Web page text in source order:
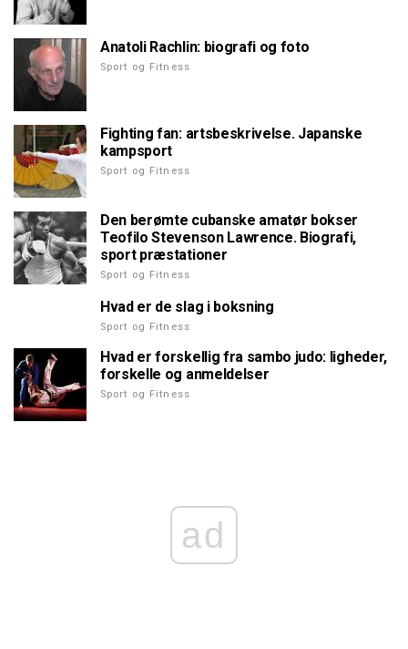
Anatoli Rachlin: biografi og foto
Sport og Fitness
Fighting fan: artsbeskrivelse. Japanske
kampsport
Sport og Fitness
Den berømte cubanske amatør bokser
Teofilo Stevenson Lawrence. Biografi,
sport præstationer
Sport og Fitness
Hvad er de slag i boksning
Sport og Fitness
Hvad er forskellig fra sambo judo: ligheder,
forskelle og anmeldelser
Sport og Fitness
ad